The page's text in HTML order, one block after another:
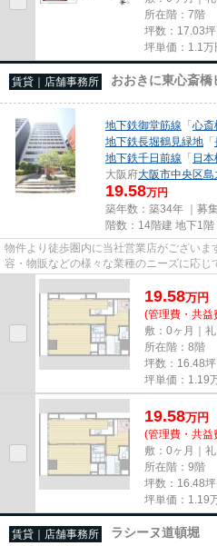
所在階：7階
坪数：17.03
坪単価： 1.1 万
賃貸｜店舗事務所 おおきに東心斎橋
地下鉄御堂筋線 「心斎
地下鉄長堀鶴見緑地 「
地下鉄千日前線 「 日本
大阪府大阪市中央区島
19.58万円
築年数：築34年 ｜募
階数：14階建 地下1階
物件より徒歩圏内に当社営業店がございま
容・物販などの様々な業種のニーズに応じ
尚、弊社ではおとり広告は一切...
19.58万円
(管理費・共
敷：0ヶ月｜
所在階：8階
坪数：16.48
坪単価： 1.19
19.58万円
(管理費・共
敷：0ヶ月｜
所在階：9階
坪数：16.48
坪単価： 1.19
賃貸｜店舗事務所 ラシーヌ道頓堀